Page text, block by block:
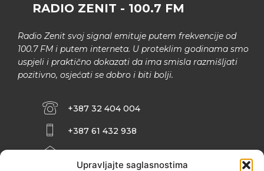
Upravljajte saglasnostima
RADIO ZENIT - 100.7 FM
Radio Zenit svoj signal emituje putem frekvencije od
100.7 FM i putem interneta. U proteklim godinama smo
uspjeli i praktično dokazati da ima smisla razmišljati
pozitivno, osjećati se dobro i biti bolji.
+387 32 404 004
+387 61 432 938
INFO@ZENIT.BA